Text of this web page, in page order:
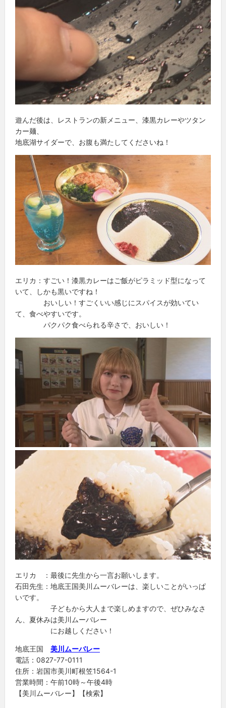
遊んだ後は、レストランの新メニュー、漆黒カレーやツタン
カー麺、
地底湖サイダーで、お腹も満たしてくださいね！
エリカ：すごい！漆黒カレーはご飯がピラミッド型になって
いて、しかも黒いですね！
おいしい！すごくいい感じにスパイスが効いてい
て、食べやすいです。
パクパク食べられる辛さで、おいしい！
エリカ ：最後に先生から一言お願いします。
石田先生：地底王国美川ムーバレーは、楽しいことがいっぱ
いです。
子どもから大人まで楽しめますので、ぜひみなさ
ん、夏休みは美川ムーバレー
にお越しください！
地底王国 美川ムーバレー
電話：0827-77-0111
住所：岩国市美川町根笠1564-1
営業時間：午前10時～午後4時
【美川ムーバレー】【検索】